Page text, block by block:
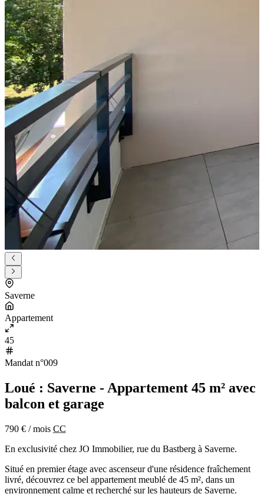
Saverne
Appartement
45
Mandat n°009
Loué : Saverne - Appartement 45 m² avec
balcon et garage
790 € / mois CC
En exclusivité chez JO Immobilier, rue du Bastberg à Saverne.
Situé en premier étage avec ascenseur d'une résidence fraîchement
livré, découvrez ce bel appartement meublé de 45 m², dans un
environnement calme et recherché sur les hauteurs de Saverne.